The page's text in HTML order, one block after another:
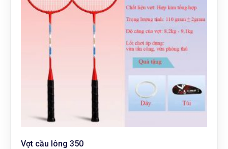
Vợt cầu lông 350